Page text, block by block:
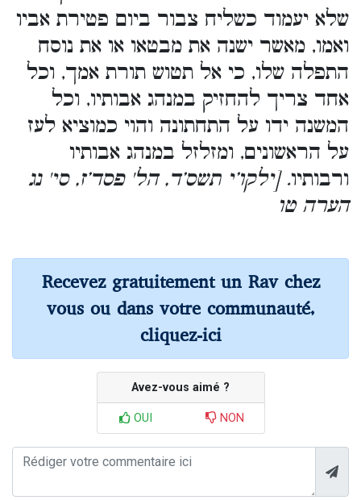
שלא יעמוד כשליח צבור ביום פטירת אביו
ואמו, מאשר ישנה את מבטאו או את נוסח
התפלה שלו, כי אל תטוש תורת אמך, וכל
אחד צריך להחזיק במנהג אבותיו, וכל
המשנה ידו על התחתונה והוי כמוציא לעז
על הראשונים, ומזלזל במנהג אבותיו
ורבותיו. [ילקו’י תשס’ד, הל' פסד’ז, סי' נג
הערה טו
Recevez gratuitement un Rav chez
vous ou dans votre communauté,
cliquez-ici
Avez-vous aimé ?
OUI NON